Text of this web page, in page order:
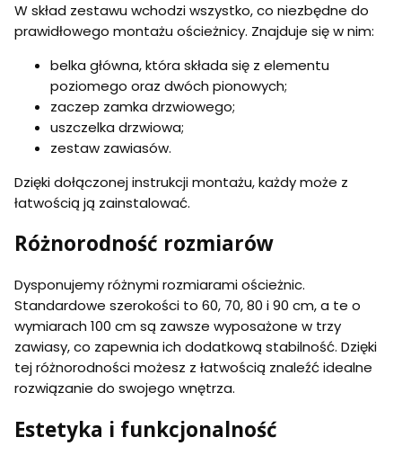
W skład zestawu wchodzi wszystko, co niezbędne do
prawidłowego montażu ościeżnicy. Znajduje się w nim:
belka główna, która składa się z elementu
poziomego oraz dwóch pionowych;
zaczep zamka drzwiowego;
uszczelka drzwiowa;
zestaw zawiasów.
Dzięki dołączonej instrukcji montażu, każdy może z
łatwością ją zainstalować.
Różnorodność rozmiarów
Dysponujemy różnymi rozmiarami ościeżnic.
Standardowe szerokości to 60, 70, 80 i 90 cm, a te o
wymiarach 100 cm są zawsze wyposażone w trzy
zawiasy, co zapewnia ich dodatkową stabilność. Dzięki
tej różnorodności możesz z łatwością znaleźć idealne
rozwiązanie do swojego wnętrza.
Estetyka i funkcjonalność